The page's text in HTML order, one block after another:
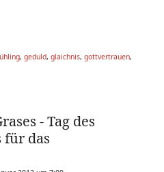
, geduld, glaichnis, gottvertrauen,
- Tag des
für das